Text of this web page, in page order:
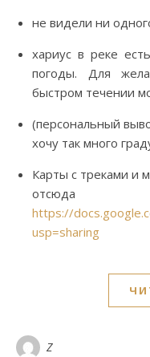
не видели ни
хариус в реке
погоды. Для
быстром течении
(персональный
хочу так много
Карты с треками и
отсюда
https://
usp=sharing
Z